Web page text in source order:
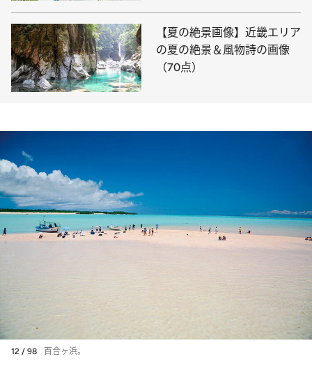
【夏の絶景画像】近畿エリア
の夏の絶景＆風物詩の画像
（70点）
12 / 98 百合ヶ浜。